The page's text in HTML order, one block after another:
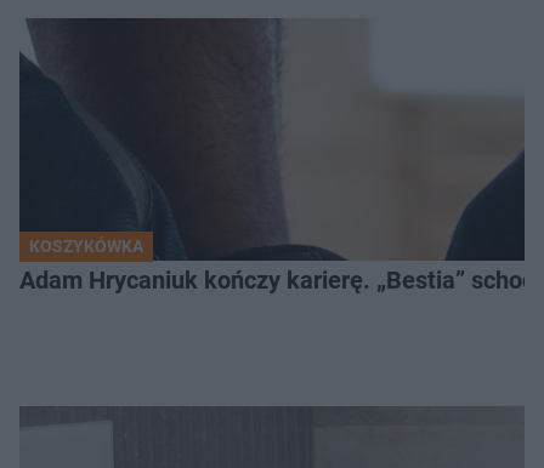
KOSZYKÓWKA
Adam Hrycaniuk kończy karierę. „Bestia”